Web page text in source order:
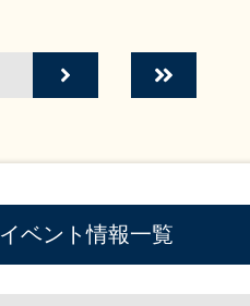
イベント情報一覧